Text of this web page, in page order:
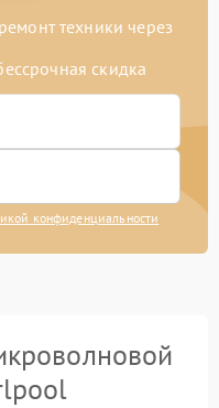
техники через
скидка
конфиденциальности